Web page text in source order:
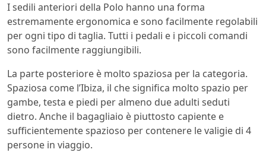
I sedili anteriori della Polo hanno una forma
estremamente ergonomica e sono facilmente regolabili
per ogni tipo di taglia. Tutti i pedali e i piccoli comandi
sono facilmente raggiungibili.
La parte posteriore è molto spaziosa per la categoria.
Spaziosa come l’Ibiza, il che significa molto spazio per
gambe, testa e piedi per almeno due adulti seduti
dietro. Anche il bagagliaio è piuttosto capiente e
sufficientemente spazioso per contenere le valigie di 4
persone in viaggio.